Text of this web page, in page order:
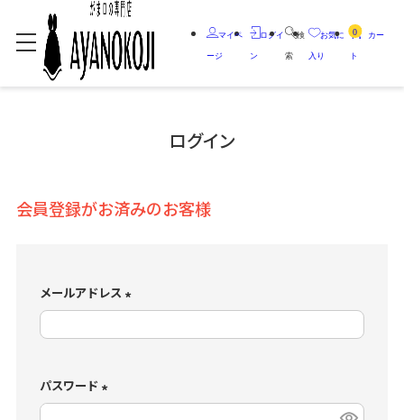
マイペ
ージ
ログイ
ン
検
索
お気に
入り
0 カー
ト
ログイン
会員登録がお済みのお客様
メールアドレス
必
パスワード